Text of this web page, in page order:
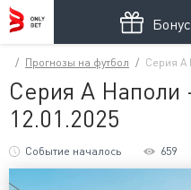
Прогнозы на футбол Серия А
Серия А Наполи
12.01.2025
Событие началось 659